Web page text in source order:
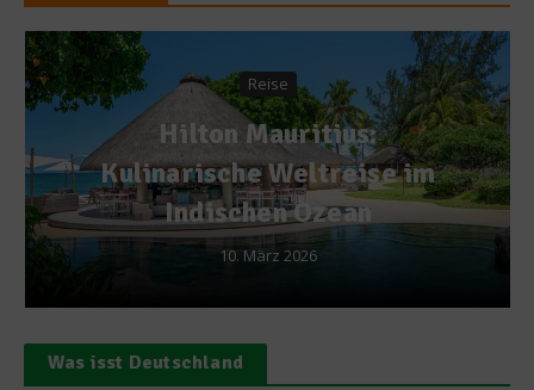
Reise
Hilton Mauritius:
Kulinarische Weltreise im
Indischen Ozean
10. März 2026
Was isst Deutschland